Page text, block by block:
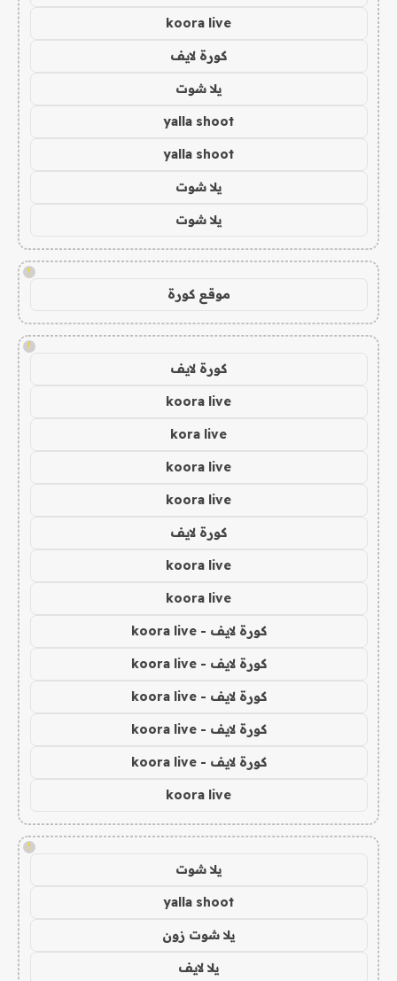
koora live
كورة لايف
يلا شوت
yalla shoot
yalla shoot
يلا شوت
يلا شوت
!
موقع كورة
!
كورة لايف
koora live
kora live
koora live
koora live
كورة لايف
koora live
koora live
كورة لايف - koora live
كورة لايف - koora live
كورة لايف - koora live
كورة لايف - koora live
كورة لايف - koora live
koora live
!
يلا شوت
yalla shoot
يلا شوت زون
يلا لايف